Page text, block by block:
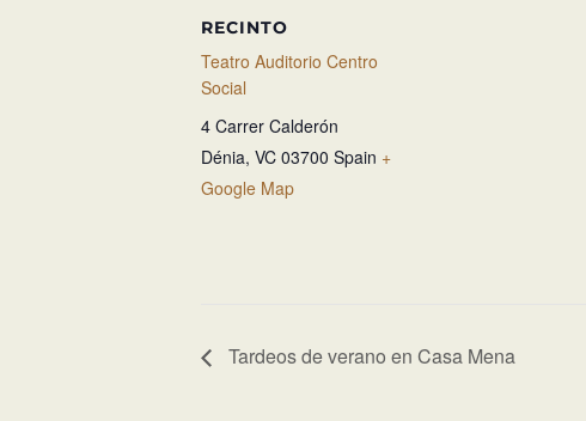
RECINTO
Teatro Auditorio Centro
Social
4 Carrer Calderón
Dénia, VC 03700 Spain +
Google Map
Tardeos de verano en Casa Mena